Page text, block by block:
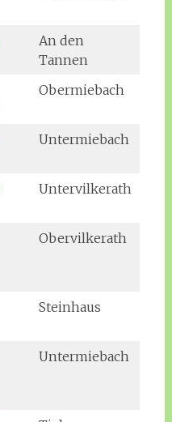
An den
Tannen
Obermiebach
Untermiebach
Untervilkerath
Obervilkerath
Steinhaus
Untermiebach